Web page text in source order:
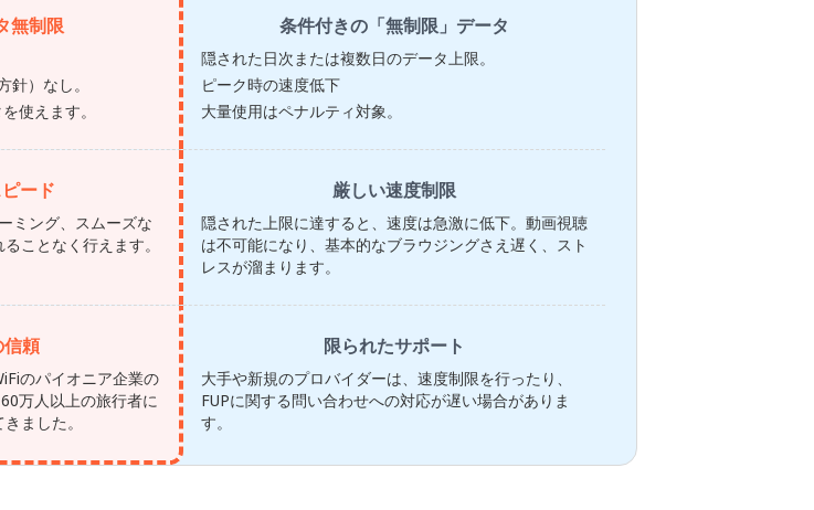
無制限
針）なし。
使えます。
条件付きの「無制限」データ
隠された日次または複数日のデータ上限。
ピーク時の速度低下
大量使用はペナルティ対象。
ード
ミング、スムーズな
ことなく行えます。
厳しい速度制限
隠された上限に達すると、速度は急激に低下。動画視聴
は不可能になり、基本的なブラウジングさえ遅く、スト
レスが溜まります。
頼
のパイオニア企業の
万人以上の旅行者に
ました。
限られたサポート
大手や新規のプロバイダーは、速度制限を行ったり、
FUPに関する問い合わせへの対応が遅い場合がありま
す。